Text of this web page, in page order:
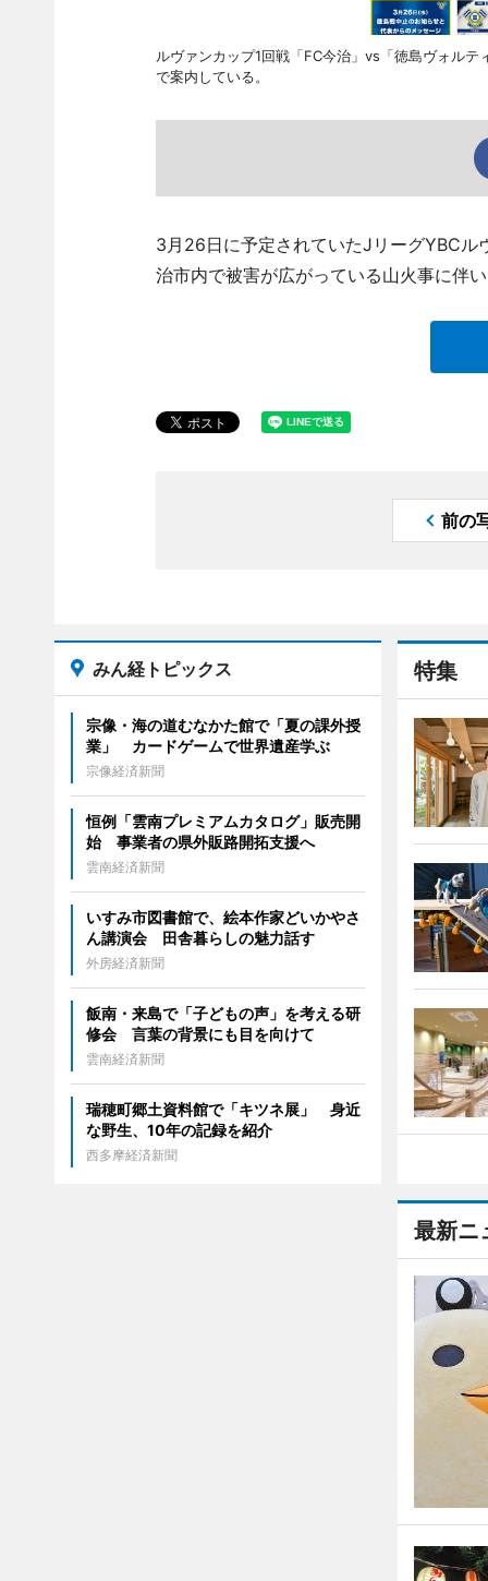
ルヴァンカップ1回戦「FC今治」vs「徳島ヴォル
で案内している。
3月26日に予定されていたJリーグYBCル
治市内で被害が広がっている山火事に伴
前の
特集
最新ニ
みん経トピックス
宗像・海の道むなかた館で「夏の課外授
業」 カードゲームで世界遺産学ぶ
宗像経済新聞
恒例「雲南プレミアムカタログ」販売開
始 事業者の県外販路開拓支援へ
雲南経済新聞
いすみ市図書館で、絵本作家どいかやさ
ん講演会 田舎暮らしの魅力話す
外房経済新聞
飯南・来島で「子どもの声」を考える研
修会 言葉の背景にも目を向けて
雲南経済新聞
瑞穂町郷土資料館で「キツネ展」 身近
な野生、10年の記録を紹介
西多摩経済新聞